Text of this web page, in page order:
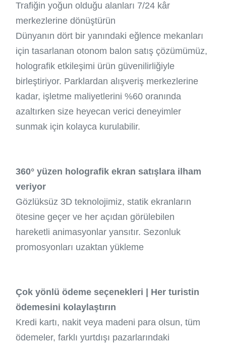
Trafiğin yoğun olduğu alanları 7/24 kâr
merkezlerine dönüştürün
Dünyanın dört bir yanındaki eğlence mekanları
için tasarlanan otonom balon satış çözümümüz,
holografik etkileşimi ürün güvenilirliğiyle
birleştiriyor. Parklardan alışveriş merkezlerine
kadar, işletme maliyetlerini %60 oranında
azaltırken size heyecan verici deneyimler
sunmak için kolayca kurulabilir.
360° yüzen holografik ekran satışlara ilham
veriyor
Gözlüksüz 3D teknolojimiz, statik ekranların
ötesine geçer ve her açıdan görülebilen
hareketli animasyonlar yansıtır. Sezonluk
promosyonları uzaktan yükleme
Çok yönlü ödeme seçenekleri | Her turistin
ödemesini kolaylaştırın
Kredi kartı, nakit veya madeni para olsun, tüm
ödemeler, farklı yurtdışı pazarlarındaki